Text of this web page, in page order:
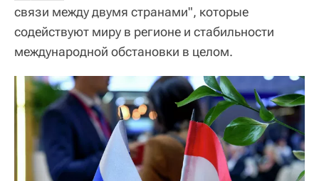
связи между двумя странами", которые
содействуют миру в регионе и стабильности
международной обстановки в целом.